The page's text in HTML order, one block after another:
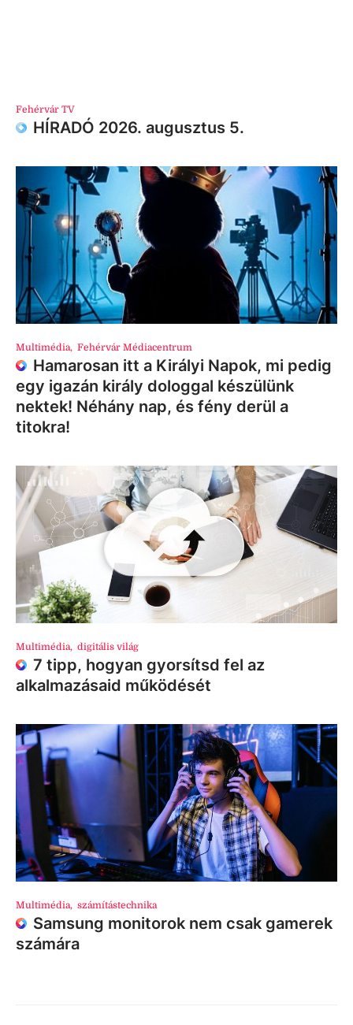
Fehérvár TV
HÍRADÓ 2026. augusztus 5.
Multimédia, Fehérvár Médiacentrum
Hamarosan itt a Királyi Napok, mi pedig
egy igazán király dologgal készülünk
nektek! Néhány nap, és fény derül a
titokra!
Multimédia, digitális világ
7 tipp, hogyan gyorsítsd fel az
alkalmazásaid működését
Multimédia, számítástechnika
Samsung monitorok nem csak gamerek
számára